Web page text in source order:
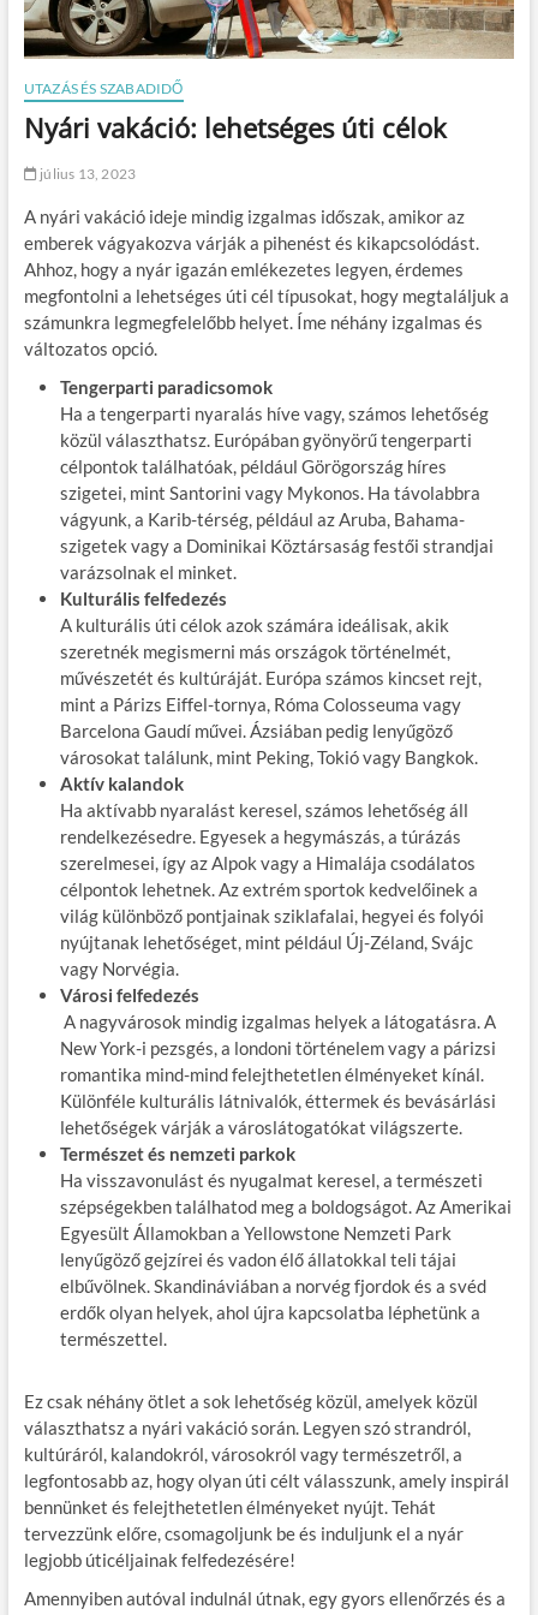
UTAZÁS ÉS SZABADIDŐ
Nyári vakáció: lehetséges úti célok
július 13, 2023
A nyári vakáció ideje mindig izgalmas időszak, amikor az
emberek vágyakozva várják a pihenést és kikapcsolódást.
Ahhoz, hogy a nyár igazán emlékezetes legyen, érdemes
megfontolni a lehetséges úti cél típusokat, hogy megtaláljuk a
számunkra legmegfelelőbb helyet. Íme néhány izgalmas és
változatos opció.
Tengerparti paradicsomok
Ha a tengerparti nyaralás híve vagy, számos lehetőség
közül választhatsz. Európában gyönyörű tengerparti
célpontok találhatóak, például Görögország híres
szigetei, mint Santorini vagy Mykonos. Ha távolabbra
vágyunk, a Karib-térség, például az Aruba, Bahama-
szigetek vagy a Dominikai Köztársaság festői strandjai
varázsolnak el minket.
Kulturális felfedezés
A kulturális úti célok azok számára ideálisak, akik
szeretnék megismerni más országok történelmét,
művészetét és kultúráját. Európa számos kincset rejt,
mint a Párizs Eiffel-tornya, Róma Colosseuma vagy
Barcelona Gaudí művei. Ázsiában pedig lenyűgöző
városokat találunk, mint Peking, Tokió vagy Bangkok.
Aktív kalandok
Ha aktívabb nyaralást keresel, számos lehetőség áll
rendelkezésedre. Egyesek a hegymászás, a túrázás
szerelmesei, így az Alpok vagy a Himalája csodálatos
célpontok lehetnek. Az extrém sportok kedvelőinek a
világ különböző pontjainak sziklafalai, hegyei és folyói
nyújtanak lehetőséget, mint például Új-Zéland, Svájc
vagy Norvégia.
Városi felfedezés
A nagyvárosok mindig izgalmas helyek a látogatásra. A
New York-i pezsgés, a londoni történelem vagy a párizsi
romantika mind-mind felejthetetlen élményeket kínál.
Különféle kulturális látnivalók, éttermek és bevásárlási
lehetőségek várják a városlátogatókat világszerte.
Természet és nemzeti parkok
Ha visszavonulást és nyugalmat keresel, a természeti
szépségekben találhatod meg a boldogságot. Az Amerikai
Egyesült Államokban a Yellowstone Nemzeti Park
lenyűgöző gejzírei és vadon élő állatokkal teli tájai
elbűvölnek. Skandináviában a norvég fjordok és a svéd
erdők olyan helyek, ahol újra kapcsolatba léphetünk a
természettel.
Ez csak néhány ötlet a sok lehetőség közül, amelyek közül
választhatsz a nyári vakáció során. Legyen szó strandról,
kultúráról, kalandokról, városokról vagy természetről, a
legfontosabb az, hogy olyan úti célt válasszunk, amely inspirál
bennünket és felejthetetlen élményeket nyújt. Tehát
tervezzünk előre, csomagoljunk be és induljunk el a nyár
legjobb úticéljainak felfedezésére!
Amennyiben autóval indulnál útnak, egy gyors ellenőrzés és a